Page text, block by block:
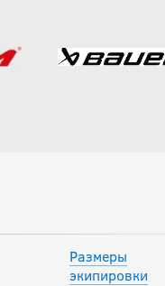
Размеры
экипировки